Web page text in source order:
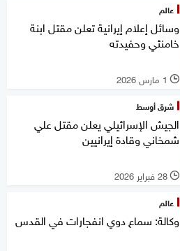
عالم
وسائل إعلام إيرانية تعلن مقتل ابنة
خامنئي وحفيدته
l 1 مارس 2026
شرق أوسط
الجيش الإسرائيلي يعلن مقتل علي
شمخاني وقادة إيرانيين
l 28 فبراير 2026
عالم
وكالة: سماع دوي انفجارات في القدس